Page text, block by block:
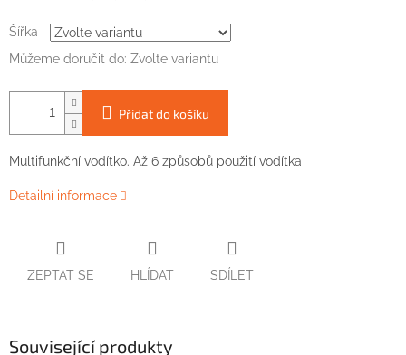
Šířka
Můžeme doručit do: Zvolte variantu
Přidat do košíku
Multifunkční vodítko. Až 6 způsobů použití vodítka
Detailní informace
ZEPTAT SE HLÍDAT SDÍLET
Související produkty